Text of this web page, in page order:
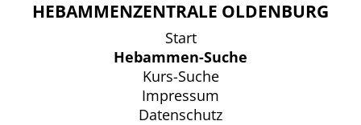
HEBAMMENZENTRALE OLDENBURG
Start
Hebammen-Suche
Kurs-Suche
Impressum
Datenschutz
HEBAMMENZENTRALE OLDENBURG
Start
Hebammen-Suche
Kurs-Suche
Impressum
Datenschutz